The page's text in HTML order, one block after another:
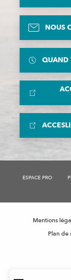
NOUS
QUAND
ESPACE PRO
Mentions
Plan de